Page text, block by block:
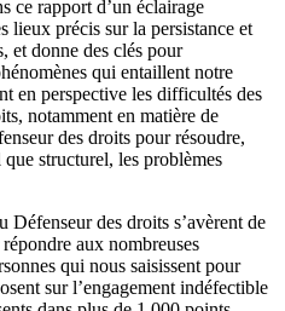
ce rapport d’un éclairage
lieux précis sur la persistance et
et donne des clés pour
qui entaillent notre
en perspective les difficultés des
notamment en matière de
des droits pour résoudre,
structurel, les problèmes
Défenseur des droits s’avèrent de
aux nombreuses
qui nous saisissent pour
sur l’engagement indéfectible